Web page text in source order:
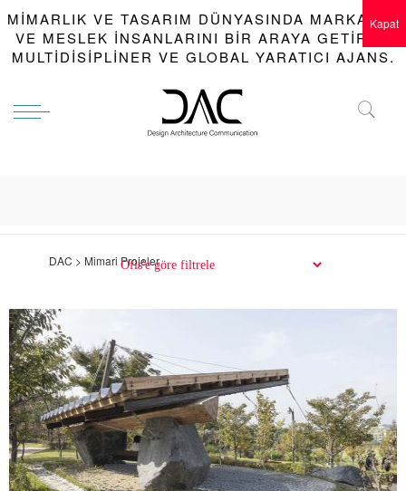
MIMARLIK VE TASARIM DÜNYASINDA MARKALAR
VE MESLEK INSANLARINI BIR ARAYA GETIREN
MULTIDISIPLINER VE GLOBAL YARATICI AJANS.
DAC > Mimari Projeler
Kapat